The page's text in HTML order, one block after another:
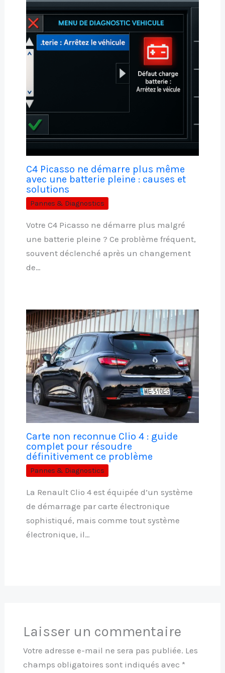
C4 Picasso ne démarre plus même
avec une batterie pleine : causes et
solutions
Pannes & Diagnostics
Votre C4 Picasso ne démarre plus malgré
une batterie pleine ? Ce problème fréquent,
souvent déclenché après un changement
de…
Carte non reconnue Clio 4 : guide
complet pour résoudre
définitivement ce problème
Pannes & Diagnostics
La Renault Clio 4 est équipée d’un système
de démarrage par carte électronique
sophistiqué, mais comme tout système
électronique, il…
Laisser un commentaire
Votre adresse e-mail ne sera pas publiée. Les
champs obligatoires sont indiqués avec *